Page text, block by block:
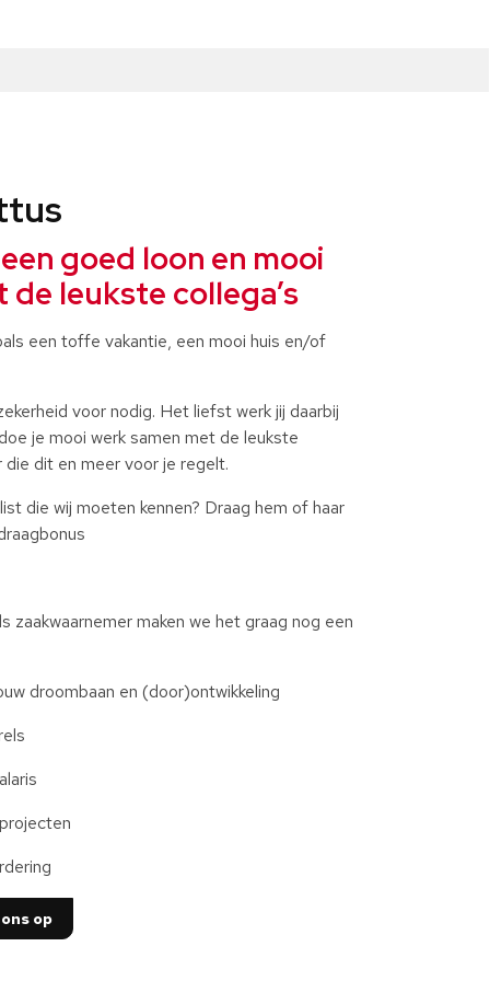
goed loon en mooi
leukste collega’s
een toffe vakantie, een mooi huis en/of
voor nodig. Het liefst werk jij daarbij
je mooi werk samen met de leukste
die dit en meer voor je regelt.
die wij moeten kennen? Draag hem of haar
zaakwaarnemer maken we het graag nog een
droombaan en (door)ontwikkeling
op